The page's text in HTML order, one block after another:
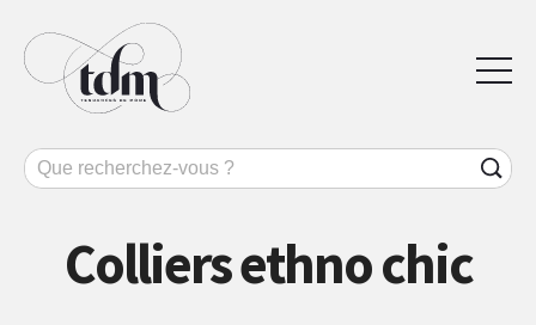
Colliers ethno chic